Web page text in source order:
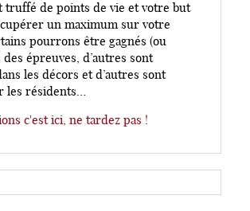
truffé de points de vie et votre but
un maximum sur votre
pourrons être gagnés (ou
épreuves, d’autres sont
les décors et d’autres sont
les résidents…
c'est ici, ne tardez pas !